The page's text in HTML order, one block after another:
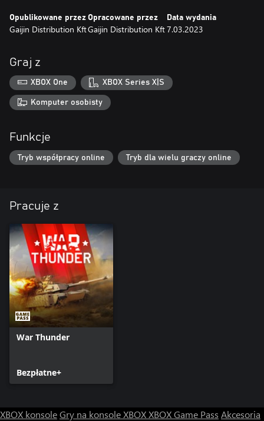
zdobędziesz więcej Punktów Badań i Srebrnych Lwów w bitwach
przez określoną ilość dni. Efekt kumuluje się z bonusami z maszyn
Opublikowane przez
Gaijin Distribution Kft
Opracowane przez
Gaijin Distribution Kft
Data wydania
7.03.2023
Graj z
XBOX One XBOX Series X|S
Komputer osobisty
Funkcje
Tryb współpracy online Tryb dla wielu graczy online
Pracuje z
War Thunder
Bezpłatne+
XBOX konsoleGry na konsole XBOXXBOX Game Pass Akcesoria